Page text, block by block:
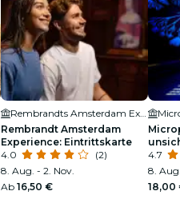
Rembrandt Amsterdam
Experience: Eintrittskarte
4.0
(2)
8. Aug. - 2. Nov.
Ab 16,50 €
the-
4.7
8.
18,00